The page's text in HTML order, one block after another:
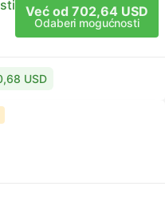
Već od 702,64 USD
Odaberi mogućnosti
USD